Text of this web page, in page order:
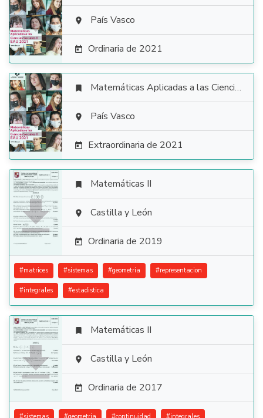
  País Vasco
 Ordinaria de 2021

 Matemáticas Aplicadas a las Ciencias Sociales
 País Vasco
 Extraordinaria de 2021

 Matemáticas II
 Castilla y León
 Ordinaria de 2019
#matrices #sistemas #geometria #representacion
#integrales #estadistica

 Matemáticas II
 Castilla y León
 Ordinaria de 2017